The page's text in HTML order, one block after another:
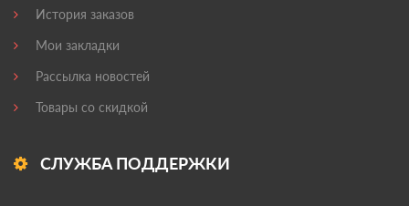
История заказов
Мои закладки
Рассылка новостей
Товары со скидкой
СЛУЖБА ПОДДЕРЖКИ